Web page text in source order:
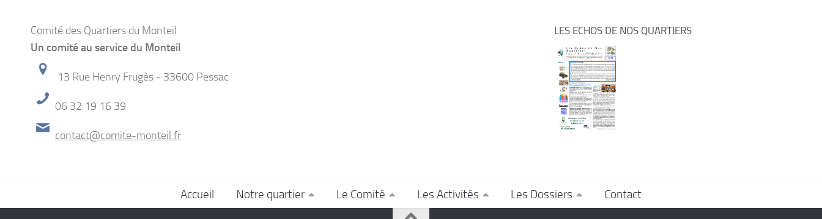
Comité des Quartiers du Monteil
Un comité au service du Monteil
13 Rue Henry Frugès - 33600 Pessac
06 32 19 16 39
contact@comite-monteil.fr
LES ECHOS DE NOS QUARTIERS
Accueil Notre quartier Le Comité Les Activités Les Dossiers Contact